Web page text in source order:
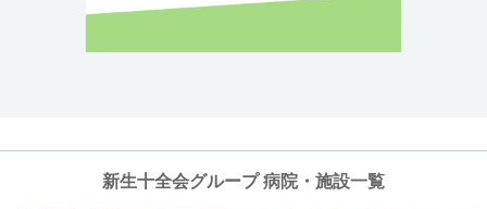
新生十全会グループ 病院・施設一覧